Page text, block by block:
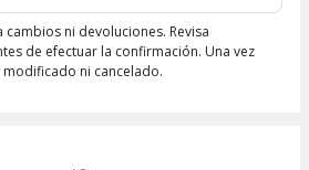
ni devoluciones. Revisa
de efectuar la confirmación. Una vez
ni cancelado.